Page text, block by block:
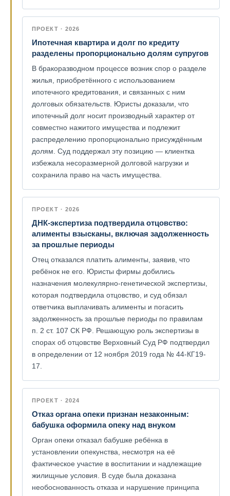
ПРОЕКТ · 2026
Ипотечная квартира и долг по кредиту
разделены пропорционально долям супругов
В бракоразводном процессе возник спор о разделе
жилья, приобретённого с использованием
ипотечного кредитования, и связанных с ним
долговых обязательств. Юристы доказали, что
ипотечный долг носит производный характер от
совместно нажитого имущества и подлежит
распределению пропорционально присуждённым
долям. Суд поддержал эту позицию — клиентка
избежала несоразмерной долговой нагрузки и
сохранила право на часть имущества.
ПРОЕКТ · 2026
ДНК-экспертиза подтвердила отцовство:
алименты взысканы, включая задолженность
за прошлые периоды
Отец отказался платить алименты, заявив, что
ребёнок не его. Юристы фирмы добились
назначения молекулярно-генетической экспертизы,
которая подтвердила отцовство, и суд обязал
ответчика выплачивать алименты и погасить
задолженность за прошлые периоды по правилам
п. 2 ст. 107 СК РФ. Решающую роль экспертизы в
спорах об отцовстве Верховный Суд РФ подтвердил
в определении от 12 ноября 2019 года № 44-КГ19-
17.
ПРОЕКТ · 2024
Отказ органа опеки признан незаконным:
бабушка оформила опеку над внуком
Орган опеки отказал бабушке ребёнка в
установлении опекунства, несмотря на её
фактическое участие в воспитании и надлежащие
жилищные условия. В суде была доказана
необоснованность отказа и нарушение принципа